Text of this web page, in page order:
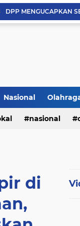
DPP MENGUCAPKAN
Hadapi Musim
Selamar Hut RI Ke 81
Nasional
nasional
di